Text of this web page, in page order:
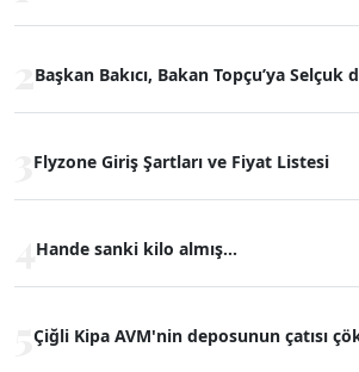
Başkan Bakıcı, Bakan Topçu’ya Selçuk
Flyzone Giriş Şartları ve Fiyat Listesi
Hande sanki kilo almış...
Çiğli Kipa AVM'nin deposunun çatısı